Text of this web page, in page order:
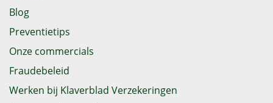
Blog
Preventietips
Onze commercials
Fraudebeleid
Werken bij Klaverblad Verzekeringen